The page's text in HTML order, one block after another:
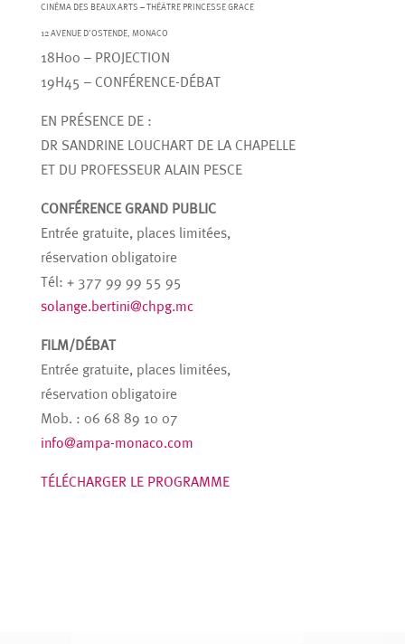
CINÉMA DES BEAUX ARTS – THÉÂTRE PRINCESSE GRACE
12 AVENUE D’OSTENDE, MONACO
18H00 – PROJECTION
19H45 – CONFÉRENCE-DÉBAT
EN PRÉSENCE DE :
DR SANDRINE LOUCHART DE LA CHAPELLE
ET DU PROFESSEUR ALAIN PESCE
CONFÉRENCE GRAND PUBLIC
Entrée gratuite, places limitées,
réservation obligatoire
Tél: + 377 99 99 55 95
solange.bertini@chpg.mc
FILM/DÉBAT
Entrée gratuite, places limitées,
réservation obligatoire
Mob. : 06 68 89 10 07
info@ampa-monaco.com
TÉLÉCHARGER LE PROGRAMME